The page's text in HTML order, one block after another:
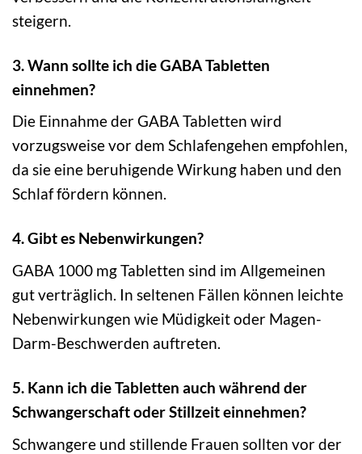
steigern.
3. Wann sollte ich die GABA Tabletten
einnehmen?
Die Einnahme der GABA Tabletten wird
vorzugsweise vor dem Schlafengehen empfohlen,
da sie eine beruhigende Wirkung haben und den
Schlaf fördern können.
4. Gibt es Nebenwirkungen?
GABA 1000 mg Tabletten sind im Allgemeinen
gut verträglich. In seltenen Fällen können leichte
Nebenwirkungen wie Müdigkeit oder Magen-
Darm-Beschwerden auftreten.
5. Kann ich die Tabletten auch während der
Schwangerschaft oder Stillzeit einnehmen?
Schwangere und stillende Frauen sollten vor der